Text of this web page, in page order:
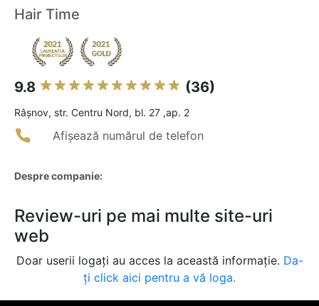
Hair Time
9.8 (36)
Râşnov, str. Centru Nord, bl. 27 ,ap. 2
Afișează numărul de telefon
Despre companie:
Review-uri pe mai multe site-uri
web
Doar userii logați au acces la această informație. Da-
ți click aici pentru a vă loga.